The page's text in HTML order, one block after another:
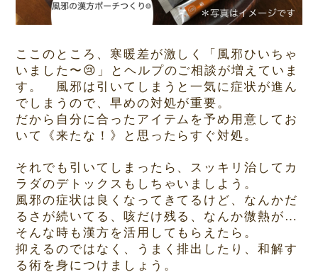
ここのところ、寒暖差が激しく「風邪ひいちゃ
いました〜 😢 」とヘルプのご相談が増えていま
す。 風邪は引いてしまうと一気に症状が進ん
でしまうので、早めの対処が重要。
だから自分に合ったアイテムを予め用意してお
いて《来たな！》と思ったらすぐ対処。
それでも引いてしまったら、スッキリ治してカ
ラダのデトックスもしちゃいましよう。
風邪の症状は良くなってきてるけど、なんかだ
るさが続いてる、咳だけ残る、なんか微熱が …
そんな時も漢方を活用してもらえたら。
抑えるのではなく、うまく排出したり、和解す
る術を身につけましょう。